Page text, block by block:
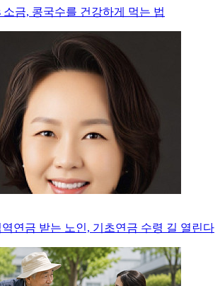
소금, 콩국수를 건강하게 먹는 법
역연금 받는 노인, 기초연금 수령 길 열린다